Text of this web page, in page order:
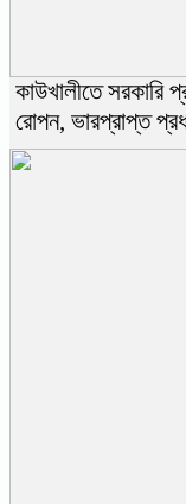
কাউখালীতে সরকারি
রোপন, ভারপ্রাপ্ত